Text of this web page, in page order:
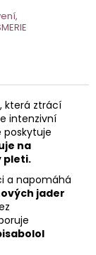
která ztrácí
intenzivní
poskytuje
na
pleti.
a napomáhá
jader